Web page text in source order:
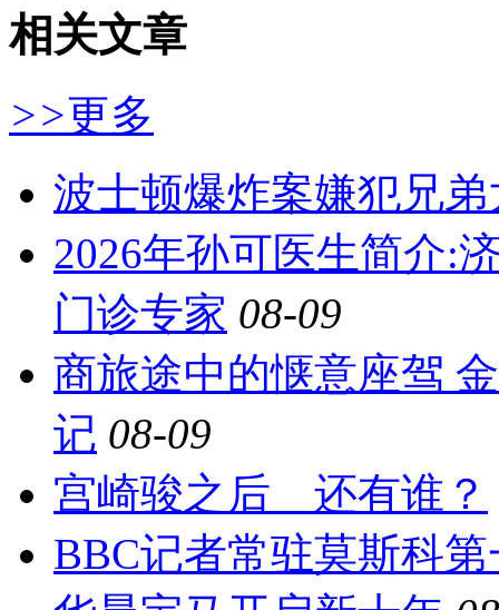
相关文章
>>更多
波士顿爆炸案嫌犯兄
2026年孙可医生简介:
门诊专家 08-09
商旅途中的惬意座驾
记 08-09
宫崎骏之后 还有谁？
BBC记者常驻莫斯科